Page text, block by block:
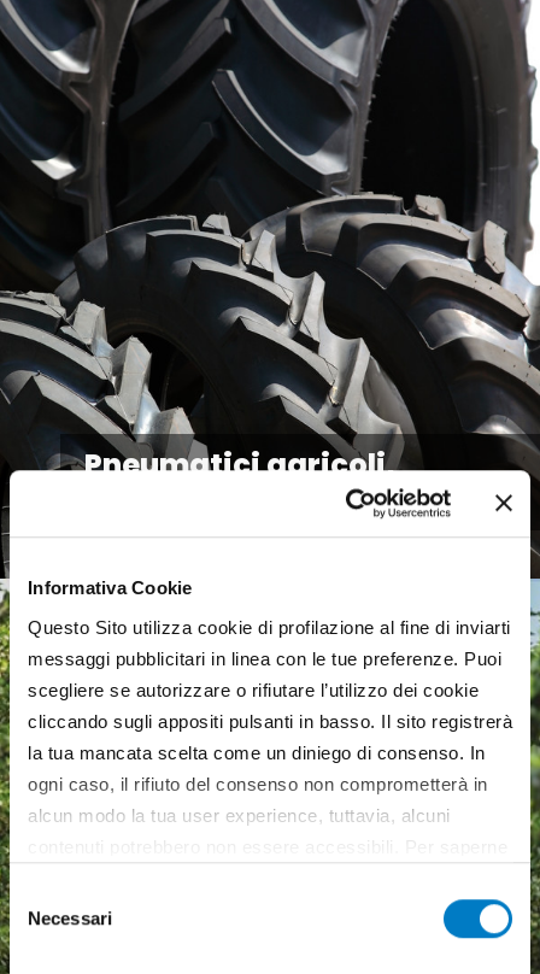
Informativa Cookie
Questo Sito utilizza cookie di profilazione al fine di inviarti
messaggi pubblicitari in linea con le tue preferenze. Puoi
scegliere se autorizzare o rifiutare l’utilizzo dei cookie
cliccando sugli appositi pulsanti in basso. Il sito registrerà
la tua mancata scelta come un diniego di consenso. In
ogni caso, il rifiuto del consenso non comprometterà in
alcun modo la tua user experience, tuttavia, alcuni
all’utilizzo di tutti, o solamente di alcuni di essi, ti
Selezione
del
consenso
Necessari
Pneumatici agricoli,
mercato europeo debole